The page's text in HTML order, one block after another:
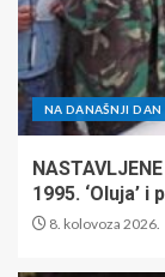
NA DANAŠNJI DAN
1995. ‘Oluja’
8. kolovoza 2026.